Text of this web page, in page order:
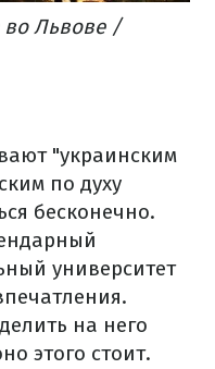
во Львове /
"украинским
по духу
бесконечно.
университет
на него
этого стоит.